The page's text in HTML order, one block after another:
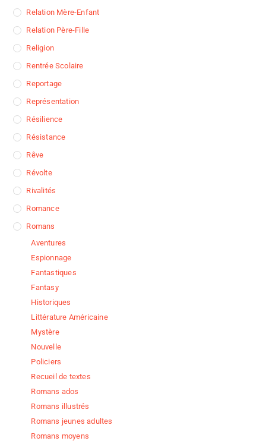
Relation Mère-Enfant
Relation Père-Fille
Religion
Rentrée Scolaire
Reportage
Représentation
Résilience
Résistance
Rêve
Révolte
Rivalités
Romance
Romans
Aventures
Espionnage
Fantastiques
Fantasy
Historiques
Littérature Américaine
Mystère
Nouvelle
Policiers
Recueil de textes
Romans ados
Romans illustrés
Romans jeunes adultes
Romans moyens